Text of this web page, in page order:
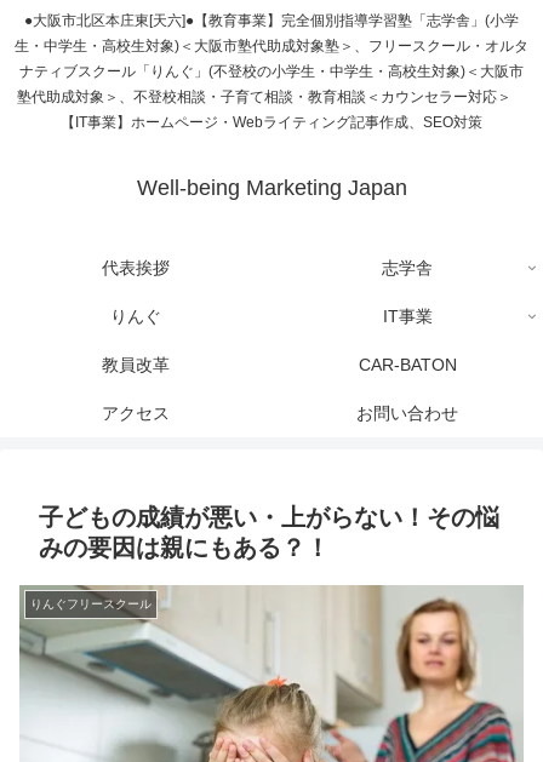
●大阪市北区本庄東[天六]●【教育事業】完全個別指導学習塾「志学舎」(小学
生・中学生・高校生対象)＜大阪市塾代助成対象塾＞、フリースクール・オルタ
ナティブスクール「りんぐ」(不登校の小学生・中学生・高校生対象)＜大阪市
塾代助成対象＞、不登校相談・子育て相談・教育相談＜カウンセラー対応＞
【IT事業】ホームページ・Webライティング記事作成、SEO対策
Well-being Marketing Japan
代表挨拶 志学舎
りんぐ IT事業
教員改革 CAR-BATON
アクセス お問い合わせ
子どもの成績が悪い・上がらない！その悩
みの要因は親にもある？！
りんぐフリースクール